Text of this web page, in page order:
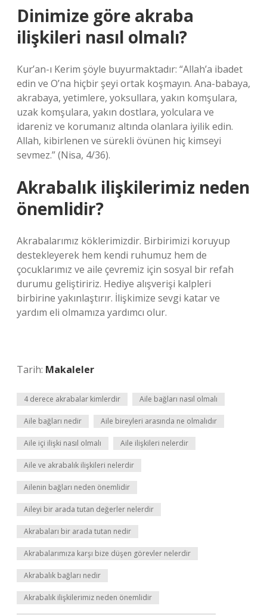
Dinimize göre akraba
ilişkileri nasıl olmalı?
Kur’an-ı Kerim şöyle buyurmaktadır: “Allah’a ibadet
edin ve O’na hiçbir şeyi ortak koşmayın. Ana-babaya,
akrabaya, yetimlere, yoksullara, yakın komşulara,
uzak komşulara, yakın dostlara, yolculara ve
idareniz ve korumanız altında olanlara iyilik edin.
Allah, kibirlenen ve sürekli övünen hiç kimseyi
sevmez.” (Nisa, 4/36).
Akrabalık ilişkilerimiz neden
önemlidir?
Akrabalarımız köklerimizdir. Birbirimizi koruyup
destekleyerek hem kendi ruhumuz hem de
çocuklarımız ve aile çevremiz için sosyal bir refah
durumu geliştiririz. Hediye alışverişi kalpleri
birbirine yakınlaştırır. İlişkimize sevgi katar ve
yardım eli olmamıza yardımcı olur.
Tarih: Makaleler
4 derece akrabalar kimlerdir Aile bağları nasıl olmalı
Aile bağları nedir Aile bireyleri arasında ne olmalıdır
Aile içi ilişki nasıl olmalı Aile ilişkileri nelerdir
Aile ve akrabalık ilişkileri nelerdir
Ailenin bağları neden önemlidir
Aileyi bir arada tutan değerler nelerdir
Akrabaları bir arada tutan nedir
Akrabalarımıza karşı bize düşen görevler nelerdir
Akrabalık bağları nedir
Akrabalık ilişkilerimiz neden önemlidir